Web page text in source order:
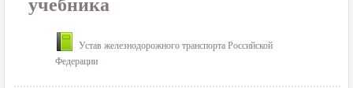
учебника
Устав железнодорожного транспорта Российской
Федерации